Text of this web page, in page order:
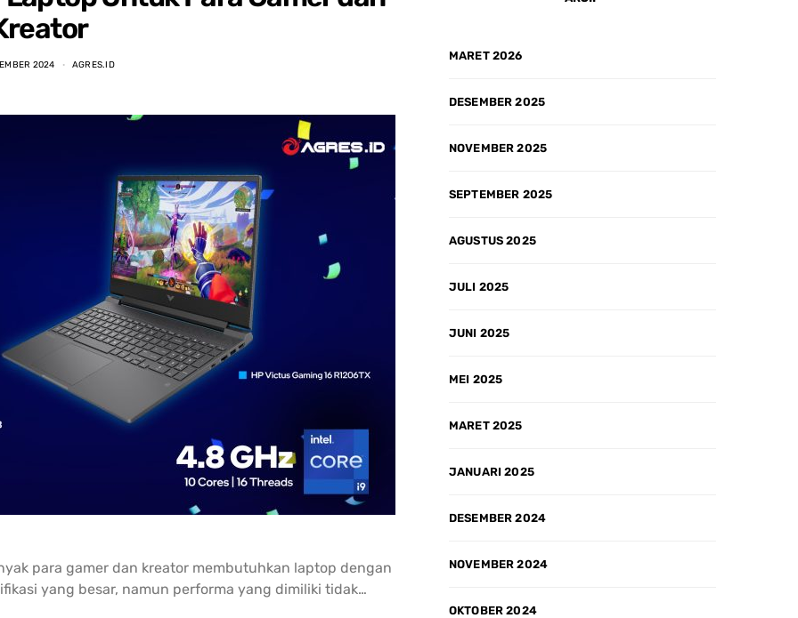
2024 AGRES.ID
para gamer dan kreator membutuhkan laptop dengan
yang besar, namun performa yang dimiliki tidak…
MARET 2026
DESEMBER 2025
NOVEMBER 2025
SEPTEMBER 2025
AGUSTUS 2025
JULI 2025
JUNI 2025
MEI 2025
MARET 2025
JANUARI 2025
DESEMBER 2024
NOVEMBER 2024
OKTOBER 2024